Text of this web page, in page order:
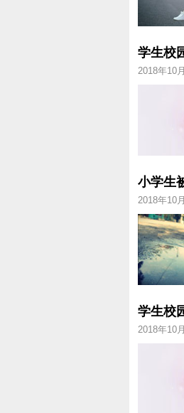
学生校
2018年10
小学生
2018年10
2018年10